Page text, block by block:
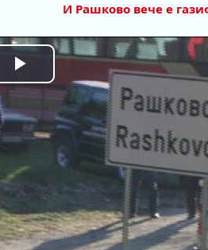
И Рашково вече е
Play
Video